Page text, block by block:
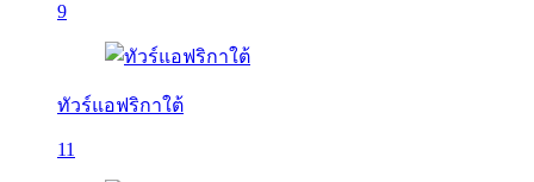
9
ทัวร์แอฟริกาใต้
11